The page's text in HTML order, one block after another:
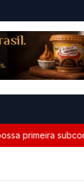
primeira